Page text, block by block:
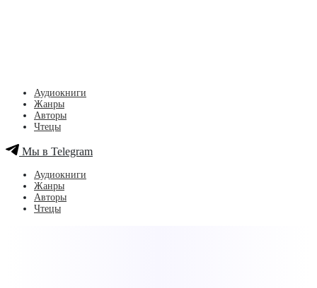
Аудиокниги
Жанры
Авторы
Чтецы
Мы в Telegram
Аудиокниги
Жанры
Авторы
Чтецы